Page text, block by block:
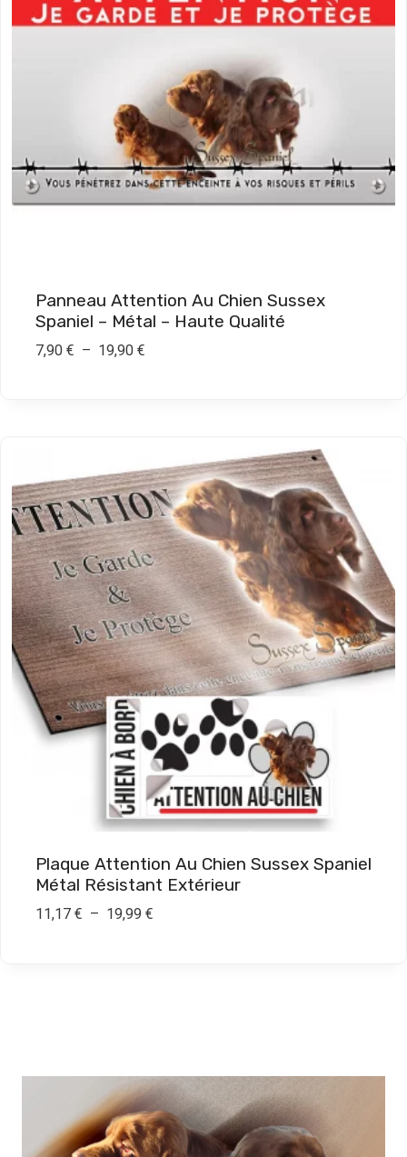
Panneau Attention Au Chien Sussex
Spaniel – Métal – Haute Qualité
7,90 € – 19,90 €P
d
e
p
r
i
x
:
,
0
€
à
1
,
9
0
Plaque Attention Au Chien Sussex Spaniel
Métal Résistant Extérieur
11,17 € – 19,99 €P
p
i
x